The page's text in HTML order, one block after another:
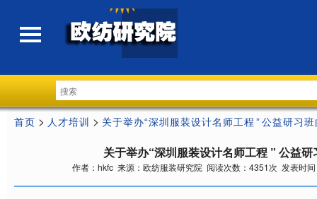
首页 > 人才培训 > 关于举办“深圳服装设计名师工程 ” 公益研习
关于举办“深圳服装设计名师工程 ” 公益
作者：hkfc 来源：欧纺服装研究院 阅读次数：4351次 发表时